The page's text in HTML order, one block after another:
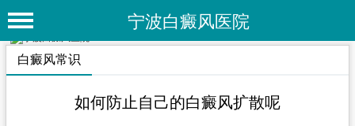
宁波白癜风医院
首 页
白癜风常识
如何防止自己的白癜风扩散呢